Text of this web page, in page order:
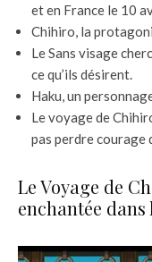
et en France le 10
Chihiro, la
Le Sans visage
ce qu’ils désirent.
Haku, un
Le voyage de
pas perdre courage
Le Voyage de
enchantée